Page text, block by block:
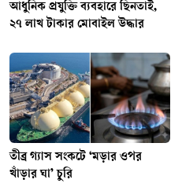
আধুনিক প্রযুক্তি ব্যবহারে ছিনতাই,
২৭ লাখ টাকার মোবাইল উদ্ধার
তীব্র গ্যাস সংকটে ‘মড়ার ওপর
খাঁড়ার ঘা’ চুরি